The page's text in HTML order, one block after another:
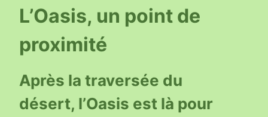
L’Oasis, un point de
proximité
Après la traversée du
désert, l’Oasis est là pour